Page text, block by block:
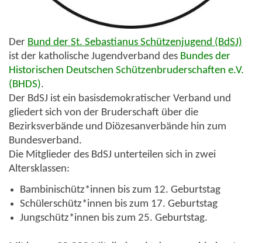
Der Bund der St. Sebastianus Schützenjugend (BdSJ)
ist der katholische Jugendverband des Bundes der
Historischen Deutschen Schützenbruderschaften e.V.
(BHDS).
Der BdSJ ist ein basisdemokratischer Verband und
gliedert sich von der Bruderschaft über die
Bezirksverbände und Diözesanverbände hin zum
Bundesverband.
Die Mitglieder des BdSJ unterteilen sich in zwei
Altersklassen:
Bambinischütz*innen bis zum 12. Geburtstag
Schülerschütz*innen bis zum 17. Geburtstag
Jungschütz*innen bis zum 25. Geburtstag.